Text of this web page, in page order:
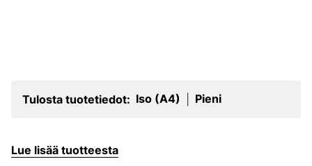
Tulosta tuotetiedot: Iso (A4) Pieni
Lue lisää tuotteesta